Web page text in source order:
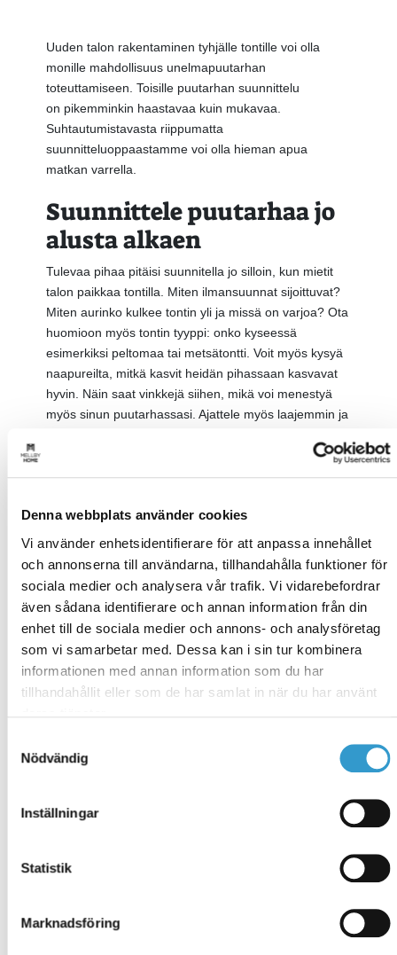
Denna webbplats använder cookies
Vi använder enhetsidentifierare för att anpassa innehållet
och annonserna till användarna, tillhandahålla funktioner för
sociala medier och analysera vår trafik. Vi vidarebefordrar
även sådana identifierare och annan information från din
enhet till de sociala medier och annons- och analysföretag
som vi samarbetar med. Dessa kan i sin tur kombinera
informationen med annan information som du har
tillhandahållit eller som de har samlat in när du har använt
Nödvändig
Inställningar
Statistik
Marknadsföring
Uuden talon rakentaminen tyhjälle tontille voi olla
monille mahdollisuus unelmapuutarhan
toteuttamiseen. Toisille puutarhan suunnittelu
on pikemminkin haastavaa kuin mukavaa.
Suhtautumistavasta riippumatta
suunnitteluoppaastamme voi olla hieman apua
matkan varrella.
Suunnittele puutarhaa jo
alusta alkaen
Tulevaa pihaa pitäisi suunnitella jo silloin, kun mietit
talon paikkaa tontilla. Miten ilmansuunnat sijoittuvat?
Miten aurinko kulkee tontin yli ja missä on varjoa? Ota
huomioon myös tontin tyyppi: onko kyseessä
esimerkiksi peltomaa tai metsätontti. Voit myös kysyä
naapureilta, mitkä kasvit heidän pihassaan kasvavat
hyvin. Näin saat vinkkejä siihen, mikä voi menestyä
myös sinun puutarhassasi. Ajattele myös laajemmin ja
ympäristöistä. Vaikka resurssit ja käytettävissä olevat
pinnat ovat rajalliset, voit löytää ideoita ja pieniä
Moodboard-taulun kokoaminen kuvista, lehtileikkeistä
ja muista inspiroivista lähteistä on hyvä tapa koota
ideoita yhteen ja saada kokonaiskuva siitä, mistä itse
pitää.
Tilaa jalkapallolle vai
grillijuhlille?
Mieti, mihin puutarhaa tullaan käyttämään. Mitä
toimintoja sinne pitää mahtua ja miten tila jaetaan?
alueen leikeille ja peleille sekä paikan ruokailua ja
sisäänkäyntien perusteella, mutta joskus patio voidaan
sijoittaa myös keskelle pihaa. Onko jossakin tontin
etäämpänä talosta? Vietä aikaa tulevassa
puutarhassa päivän eri aikoina ja katso, miten aurinko